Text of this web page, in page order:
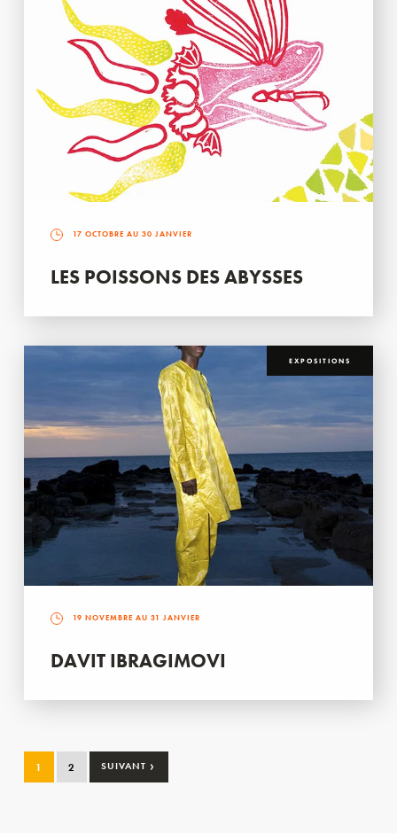
17 OCTOBRE AU 30 JANVIER
LES POISSONS DES ABYSSES
EXPOSITIONS
19 NOVEMBRE AU 31 JANVIER
DAVIT IBRAGIMOVI
1 2 SUIVANT ›